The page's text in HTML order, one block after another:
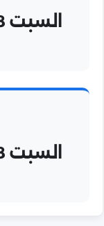
السبت 08 - أغسطس - 2026
السبت 08 - أغسطس - 2026